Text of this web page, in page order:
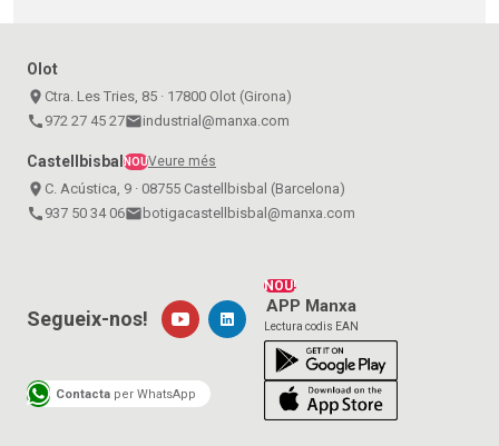
Olot
place Ctra. Les Tries, 85 · 17800 Olot (Girona)
call 972 27 45 27emailindustrial@manxa.com
CastellbisbalNOUVeure més
place C. Acústica, 9 · 08755 Castellbisbal (Barcelona)
call 937 50 34 06emailbotigacastellbisbal@manxa.com
NOU!
APP Manxa
Lectura codis EAN
Segueix-nos!
Contacta per WhatsApp